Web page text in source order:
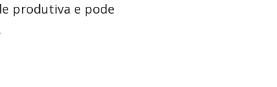
produtiva e pode